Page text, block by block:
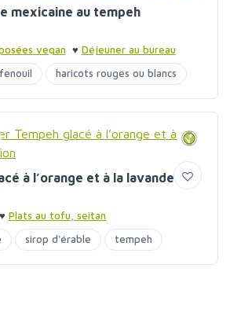
mexicaine au tempeh
vegan ♥ Déjeuner au bureau
fenouil haricots rouges ou blancs
tempeh
à l’orange et à la lavande
♥ Plats au tofu, seitan
sirop d'érable tempeh